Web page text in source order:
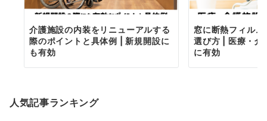
介護施設の内装をリニューアルする
際のポイントと具体例 | 新規開設に
も有効
窓に断熱フィル
選び方 | 医療・介
に有効
人気記事ランキング